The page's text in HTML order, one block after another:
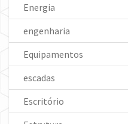
Energia
engenharia
Equipamentos
escadas
Escritório